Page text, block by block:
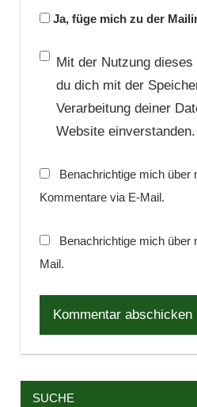
Ja, füge mich zu der
Mit der Nutzung
du dich mit der
Verarbeitung deiner
Website einverstanden.
Benachrichtige mich über
Kommentare via E-Mail.
Benachrichtige mich über
Mail.
SUCHE